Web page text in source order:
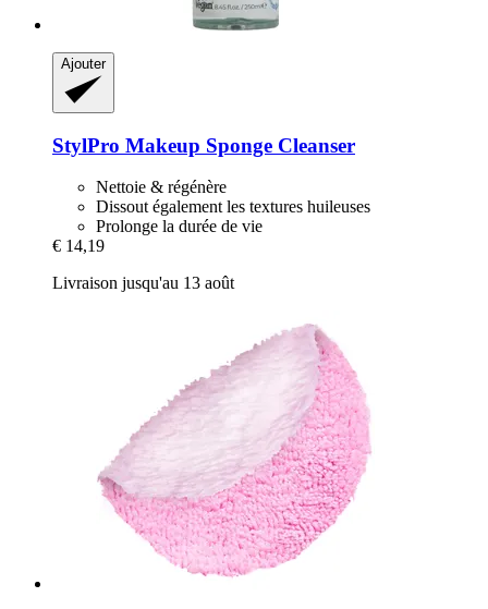
Ajouter
StylPro Makeup Sponge Cleanser
Nettoie & régénère
Dissout également les textures huileuses
Prolonge la durée de vie
€ 14,19
Livraison jusqu'au 13 août